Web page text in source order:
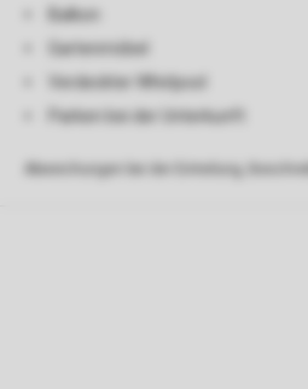
Balkon
Gartenmöbel
Verdeckter Whirlpool
Parken bei der Unterkunft